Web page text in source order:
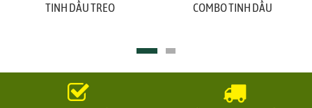
TINH DẦU TREO COMBO TINH DẦU